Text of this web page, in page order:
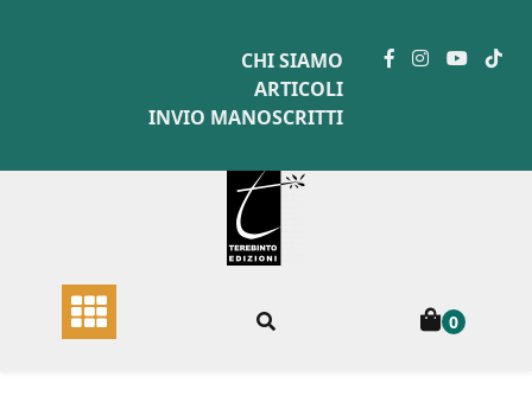
CHI SIAMO
ARTICOLI
INVIO MANOSCRITTI
0